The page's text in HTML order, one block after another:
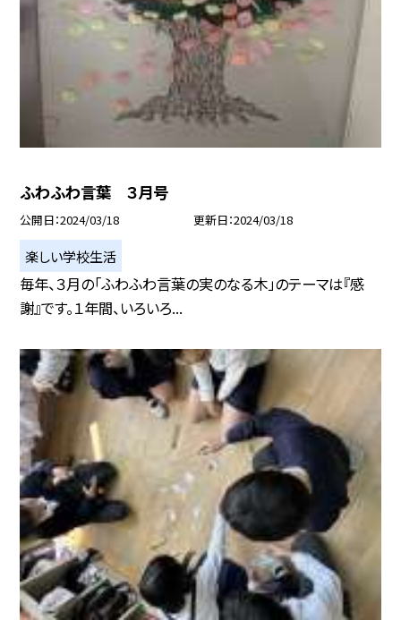
ふわふわ言葉 ３月号
公開日 2024/03/18 更新日 2024/03/18
楽しい学校生活
毎年、３月の「ふわふわ言葉の実のなる木」のテーマは『感
謝』です。１年間、いろいろ...